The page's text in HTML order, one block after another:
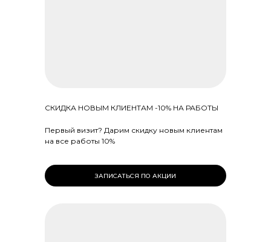
СКИДКА НОВЫМ КЛИЕНТАМ -10% НА РАБОТЫ
Первый визит? Дарим скидку новым клиентам
на все работы 10%
ЗАПИСАТЬСЯ ПО АКЦИИ